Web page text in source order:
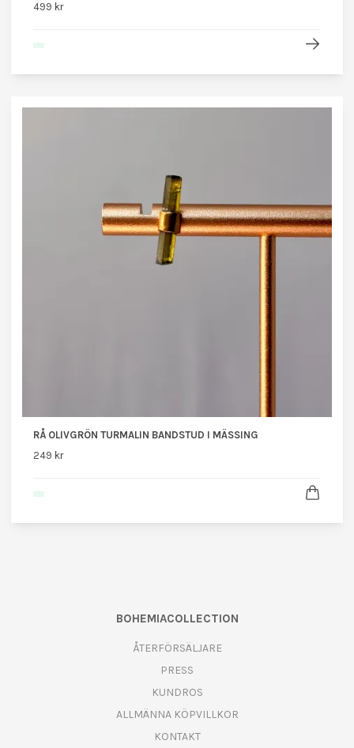
499 kr
RÅ OLIVGRÖN TURMALIN BANDSTUD I MÄSSING
249 kr
BOHEMIACOLLECTION
ÅTERFÖRSÄLJARE
PRESS
KUNDROS
ALLMÄNNA KÖPVILLKOR
KONTAKT